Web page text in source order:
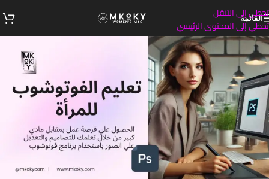
تخطي إلى التنقل
تخطي إلى المحتوى الرئيسي
القائمة